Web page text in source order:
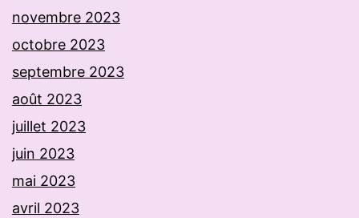
novembre 2023
octobre 2023
septembre 2023
août 2023
juillet 2023
juin 2023
mai 2023
avril 2023